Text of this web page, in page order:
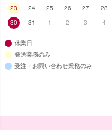
23
24 25 26 27 28
30
31 1 2 3 4
休業日
発送業務のみ
受注・お問い合わせ業務のみ